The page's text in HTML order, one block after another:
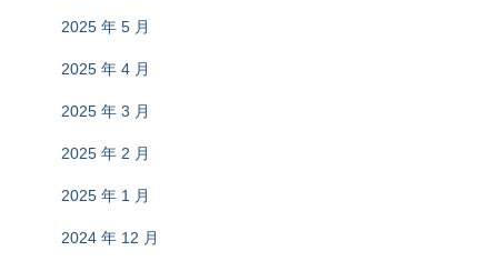
2025 年 5 月
2025 年 4 月
2025 年 3 月
2025 年 2 月
2025 年 1 月
2024 年 12 月